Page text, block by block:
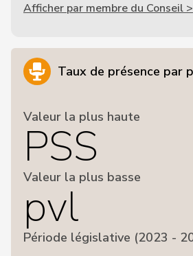
Afficher par membre du Conseil >
Taux de présence par
Valeur la plus haute
PSS
Valeur la plus basse
pvl
Période législative (2023 -